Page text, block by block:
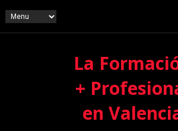
La
+
en